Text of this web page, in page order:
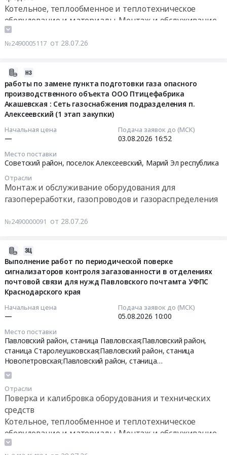
Котельное, теплообменное и теплотехническое
оборудование и материалы. Монтаж и обслуживание
Монтаж и обслуживание оборудования для
газопереработки, газопроводов и газораспределения
монтаж и обслуживание
Проектирование, монтаж и обслуживание
сигнализации, пожароохранных, контрольно-
пропускных систем и оборудования
№2490005117 от 28.07.26
работы по замене пункта подготовки газа опасного
производственного объекта ООО Птицефабрика
Акашевская : Сеть газоснабжения подразделения п.
Алексеевский (1 этап закупки)
Начальная цена
—
Подача заявок до (МСК)
03.08.2026 16:52
Место поставки
Советский район, поселок Алексеевский, Марий Эл республика
Отрасли
Монтаж и обслуживание оборудования для
газопереработки, газопроводов и газораспределения
№2490000091 от 28.07.26
Выполнение работ по периодической поверке
сигнализаторов контроля загазованности в отделениях
почтовой связи для нужд Павловского почтамта УФПС
Краснодарского края
Начальная цена
—
Подача заявок до (МСК)
05.08.2026 10:00
Место поставки
Павловский район, станица Павловская;Павловский район,
станица Старолеушковская;Павловский район, станица
Новопетровская;Павловский район, станица
Новолеушковская,
Отрасли
Поверка и калибровка оборудования и технических
средств
Котельное, теплообменное и теплотехническое
оборудование и материалы. Монтаж и обслуживание
Монтаж и обслуживание оборудования для